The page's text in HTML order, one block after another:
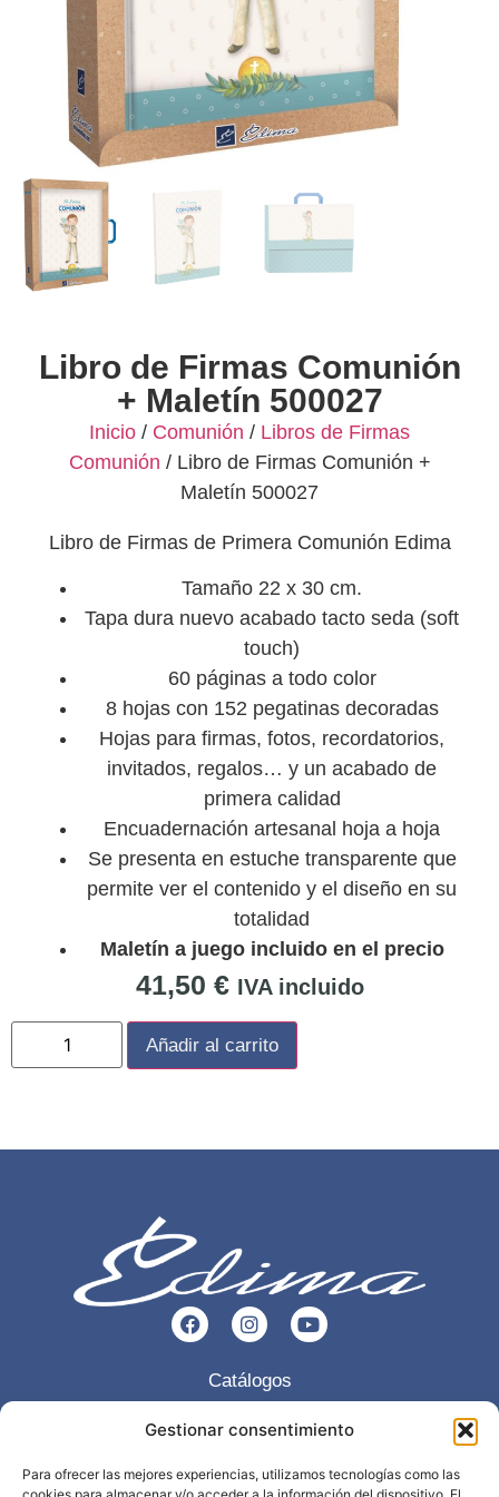
Gestionar consentimiento
Para ofrecer las mejores experiencias, utilizamos tecnologías como las
Libro de Firmas Comunión
+ Maletín 500027
Inicio / Comunión / Libros de Firmas
Comunión / Libro de Firmas Comunión +
Maletín 500027
Libro de Firmas de Primera Comunión Edima
Tamaño 22 x 30 cm.
Tapa dura nuevo acabado tacto seda (soft
touch)
60 páginas a todo color
8 hojas con 152 pegatinas decoradas
Hojas para firmas, fotos, recordatorios,
invitados, regalos… y un acabado de
primera calidad
Encuadernación artesanal hoja a hoja
Se presenta en estuche transparente que
permite ver el contenido y el diseño en su
totalidad
Maletín a juego incluido en el precio
41,50 € IVA incluido
Añadir al carrito
Catálogos
Servicios